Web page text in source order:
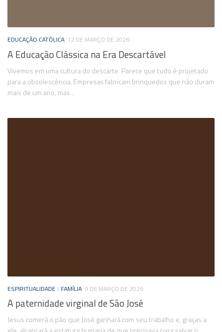
EDUCAÇÃO CATÓLICA 12 DE MARÇO DE 2026
A Educação Clássica na Era Descartável
Vivemos em uma cultura do descarte. Parece que tudo é projetado
para a obsolescência. Empresas fabricam brinquedos que não duram
mais de um ano, mas...
ESPIRITUALIDADE/ FAMÍLIA 9 DE MARÇO DE 2026
A paternidade virginal de São José
Jesus comerá o pão que José ganhará com seu trabalho e, graças a